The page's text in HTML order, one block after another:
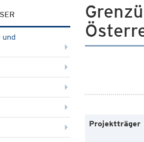
und
Projektträger